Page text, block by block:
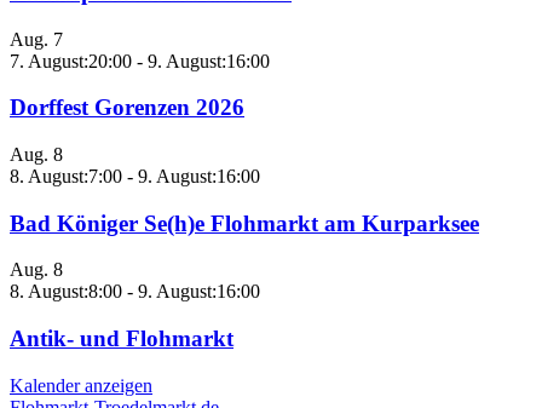
Aug. 7
7. August:20:00 - 9. August:16:00
Dorffest Gorenzen 2026
Aug. 8
8. August:7:00 - 9. August:16:00
Bad Königer Se(h)e Flohmarkt am Kurparksee
Aug. 8
8. August:8:00 - 9. August:16:00
Antik- und Flohmarkt
Kalender anzeigen